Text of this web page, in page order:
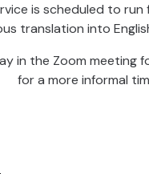
is scheduled to
translation into
in the Zoom meeting
for a more informal